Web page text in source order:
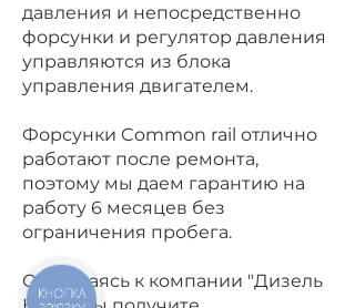
давления и непосредственно
форсунки и регулятор давления
управляются из блока
управления двигателем.
Форсунки Common rail отлично
работают после ремонта,
поэтому мы даем гарантию на
работу 6 месяцев без
ограничения пробега.
Обращаясь к компании "Дизель
КНОПКА